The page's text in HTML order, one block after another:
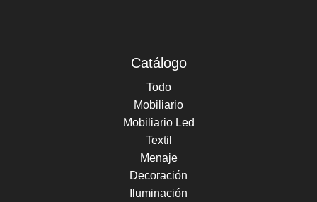
Catálogo
Todo
Mobiliario
Mobiliario Led
Textil
Menaje
Decoración
Iluminación